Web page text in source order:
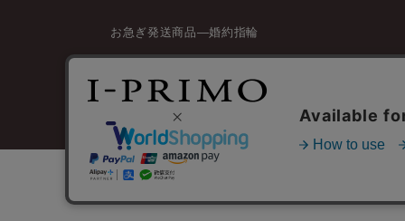
お急ぎ発送商品―婚約指輪
企業情報 個人情報保護ポリシー